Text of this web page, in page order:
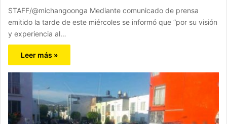
STAFF/@michangoonga Mediante comunicado de prensa
emitido la tarde de este miércoles se informó que “por su visión
y experiencia al…
Leer más »